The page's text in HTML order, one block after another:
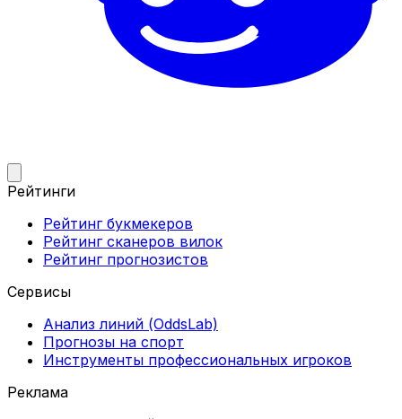
Рейтинги
Рейтинг букмекеров
Рейтинг сканеров вилок
Рейтинг прогнозистов
Сервисы
Анализ линий (OddsLab)
Прогнозы на спорт
Инструменты профессиональных игроков
Реклама